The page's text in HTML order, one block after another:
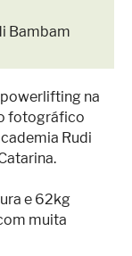
Bambam
na
fotográfico
Rudi
e 62kg
muita